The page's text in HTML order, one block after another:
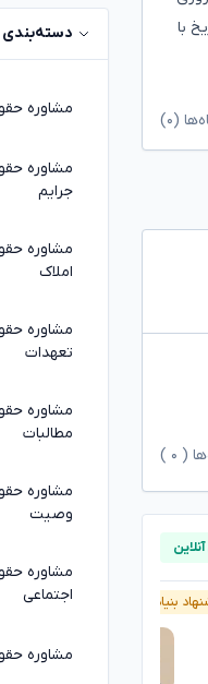
با
(۰)
( ۰
بنیاد وکلا آنلاین
مشاوره
مشاوره
جرایم
مشاوره
املاک
مشاوره
تعهدات
مشاوره
مطالبات
مشاوره
وصیت
مشاوره
اجتماعی
مشاوره